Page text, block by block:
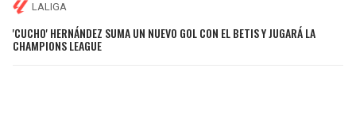
LALIGA
'CUCHO' HERNÁNDEZ SUMA UN NUEVO GOL CON EL BETIS Y JUGARÁ LA
CHAMPIONS LEAGUE